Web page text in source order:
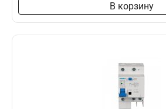
В корзину